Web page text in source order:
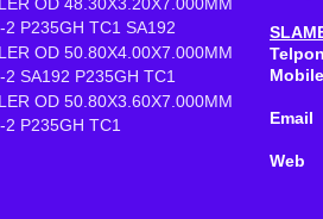
2 P235GH TC1 SA192
OD 50.80X4.00X7.000MM
2 SA192 P235GH TC1
OD 50.80X3.60X7.000MM
2 P235GH TC1
Email
Web